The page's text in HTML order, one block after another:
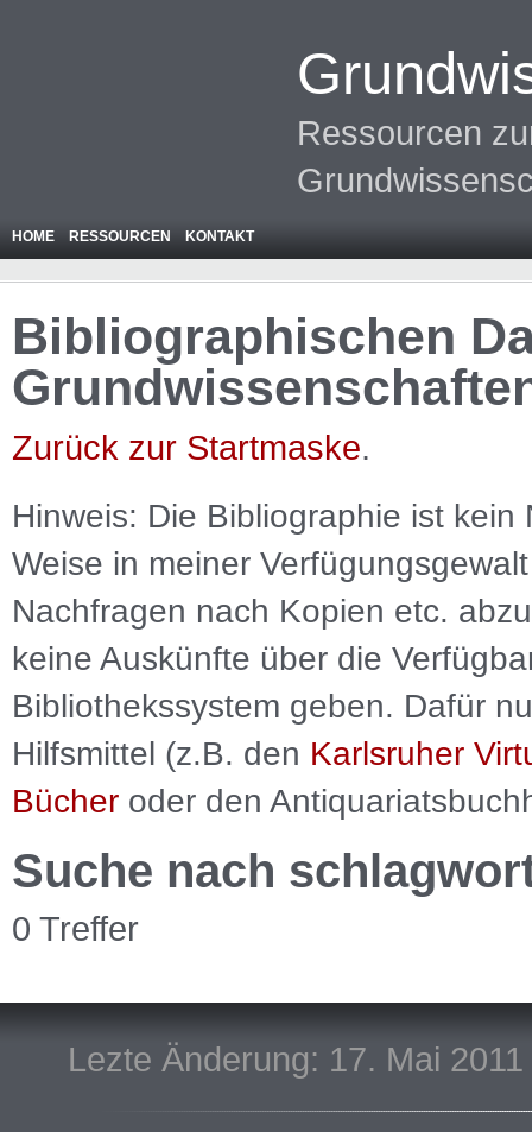
Ressourcen
HOME RESSOURCEN KONTAKT
Bibliographischen
Zurück zur Startmaske.
Hinweis: Die Bibliographie ist kein
Weise in meiner
Nachfragen nach Kopien etc.
keine Auskünfte über die
Bibliothekssystem geben. Dafür
Hilfsmittel (z.B. den Karlsruher
Bücher oder den
Suche nach
0 Treffer
Lezte Änderung: 17. Mai